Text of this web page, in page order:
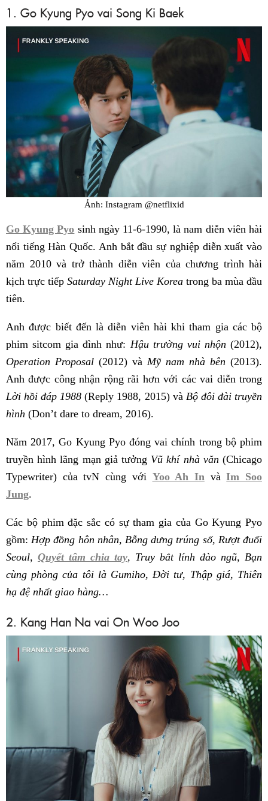
1. Go Kyung Pyo vai Song Ki Baek
Ảnh: Instagram @netflixid
Go Kyung Pyo sinh ngày 11-6-1990, là nam diễn viên hài
nổi tiếng Hàn Quốc. Anh bắt đầu sự nghiệp diễn xuất vào
năm 2010 và trở thành diễn viên của chương trình hài
kịch trực tiếp Saturday Night Live Korea trong ba mùa đầu
tiên.
Anh được biết đến là diễn viên hài khi tham gia các bộ
phim sitcom gia đình như: Hậu trường vui nhộn (2012),
Operation Proposal (2012) và Mỹ nam nhà bên (2013).
Anh được công nhận rộng rãi hơn với các vai diễn trong
Lời hồi đáp 1988 (Reply 1988, 2015) và Bộ đôi đài truyền
hình (Don’t dare to dream, 2016).
Năm 2017, Go Kyung Pyo đóng vai chính trong bộ phim
truyền hình lãng mạn giả tưởng Vũ khí nhà văn (Chicago
Typewriter) của tvN cùng với Yoo Ah InvàIm Soo
Jung.
Các bộ phim đặc sắc có sự tham gia của Go Kyung Pyo
gồm:Hợp đồng hôn nhân, Bỗng dưng trúng số, Rượt đuổi
Seoul, Quyết tâm chia tay, Truy bắt lính đào ngũ, Bạn
cùng phòng của tôi là Gumiho, Đời tư, Thập giá, Thiên
hạ đệ nhất giao hàng…
2. Kang Han Na vai On Woo Joo